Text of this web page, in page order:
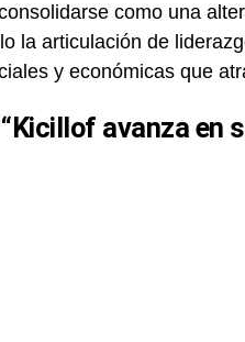
como una
la articulación de
y económicas que
avanza en